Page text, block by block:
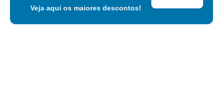
Veja aqui os maiores descontos!